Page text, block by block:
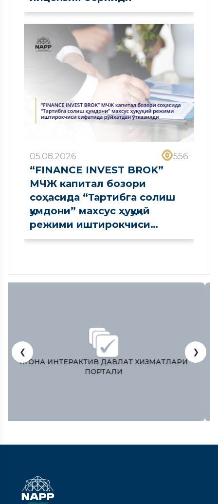
05.08.2026 556
“FINANCE INVEST BROK”
МЧЖ капитал бозори
соҳасида “Тартибга солиш
қумдони” махсус ҳуқуқий
режими иштирокчиси
сифатида рўйхатдан
ЎЗБЕКИСТОН РЕСПУБЛИКAСИ ОЛИЙ МAЖЛИСИ
ҚОНУНЧИЛИК ПAЛAТAСИ
❮ ❯